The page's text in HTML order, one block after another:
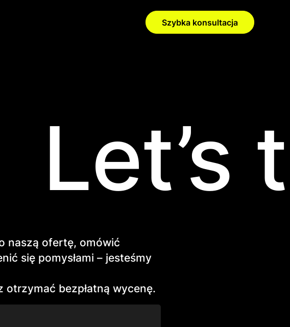
Szybka konsultacja
Let’s
naszą ofertę, omówić
się pomysłami – jesteśmy
otrzymać bezpłatną wycenę.